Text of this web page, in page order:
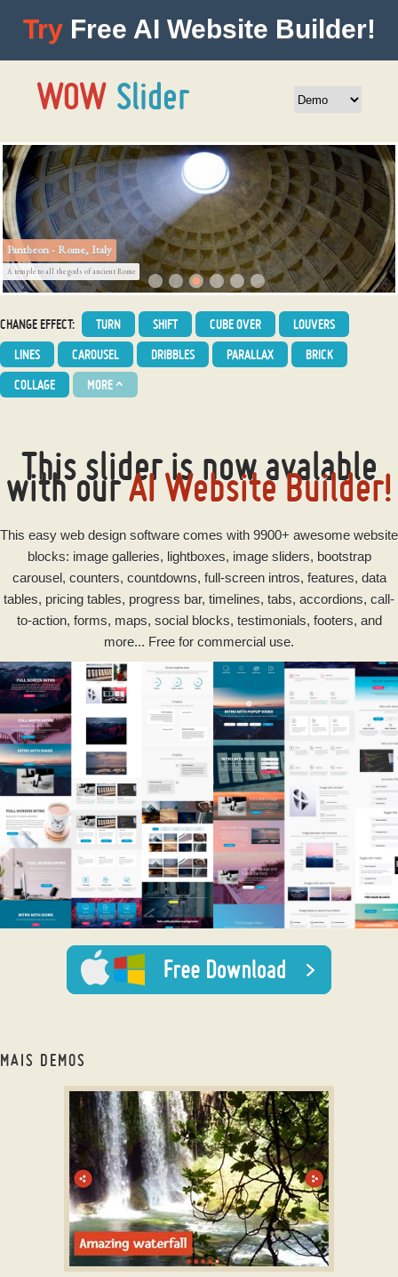
Pantheon - Rome, Italy
A temple to all the gods of ancient Rome
CHANGE EFFECT: TURN SHIFT CUBE OVER
LOUVERS
LINES
CAROUSEL DRIBBLES PARALLAX
BRICK
COLLAGE
MORE ^
This slider is now avalable
with ourAI Website Builder!
This easy web design software comes with 9900+ awesome website
blocks: image galleries, lightboxes, image sliders, bootstrap
carousel, counters, countdowns, full-screen intros, features, data
tables, pricing tables, progress bar, timelines, tabs, accordions, call-
to-action, forms, maps, social blocks, testimonials, footers, and
more... Free for commercial use.
MAIS DEMOS
jquery gallery
Try Free AI Website Builder!